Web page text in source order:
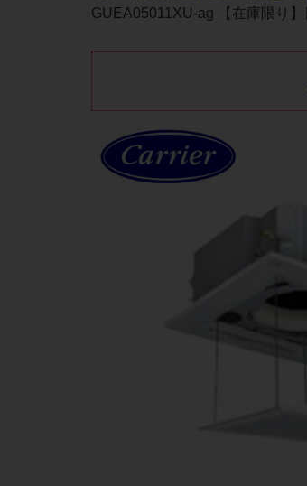
GUEA05011XU-ag 【在庫限り